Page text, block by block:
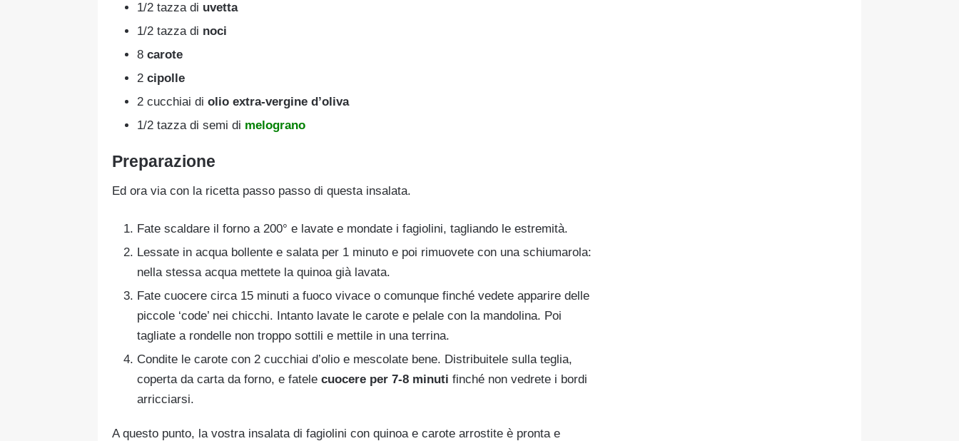
1/2 tazza di uvetta
1/2 tazza di noci
8 carote
2 cipolle
2 cucchiai di olio extra-vergine d’oliva
1/2 tazza di semi di melograno
Preparazione
Ed ora via con la ricetta passo passo di questa insalata.
Fate scaldare il forno a 200° e lavate e mondate i fagiolini, tagliando le estremità.
Lessate in acqua bollente e salata per 1 minuto e poi rimuovete con una schiumarola:
nella stessa acqua mettete la quinoa già lavata.
Fate cuocere circa 15 minuti a fuoco vivace o comunque finché vedete apparire delle
piccole ‘code’ nei chicchi. Intanto lavate le carote e pelale con la mandolina. Poi
tagliate a rondelle non troppo sottili e mettile in una terrina.
Condite le carote con 2 cucchiai d’olio e mescolate bene. Distribuitele sulla teglia,
coperta da carta da forno, e fatele cuocere per 7-8 minuti finché non vedrete i bordi
arricciarsi.
A questo punto, la vostra insalata di fagiolini con quinoa e carote arrostite è pronta e